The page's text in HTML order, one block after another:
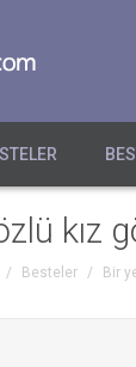
kız
/ Besteler / Bir